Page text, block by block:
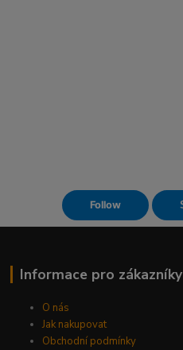
Informace pro zákazníky
O nás
Jak nakupovat
Obchodní podmínky